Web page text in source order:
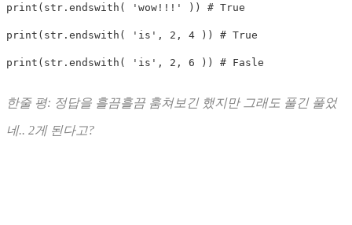
print ( str . endswith ( 'wow!!!' ) ) # True
print ( str . endswith ( 'is' , 2 , 4 ) ) # True
print ( str . endswith ( 'is' , 2 , 6 ) ) # Fasle
한줄 평: 정답을 흘끔흘끔 훔쳐보긴 했지만 그래도 풀긴 풀었
네.. 2게 된다고?